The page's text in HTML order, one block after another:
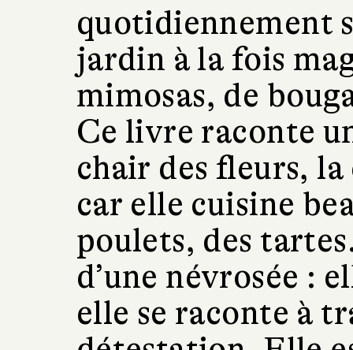
quotidiennement
jardin à la fois
mimosas, de
Ce livre raconte
chair des fleurs,
car elle cuisine
poulets, des
d’une névrosée :
elle se raconte à